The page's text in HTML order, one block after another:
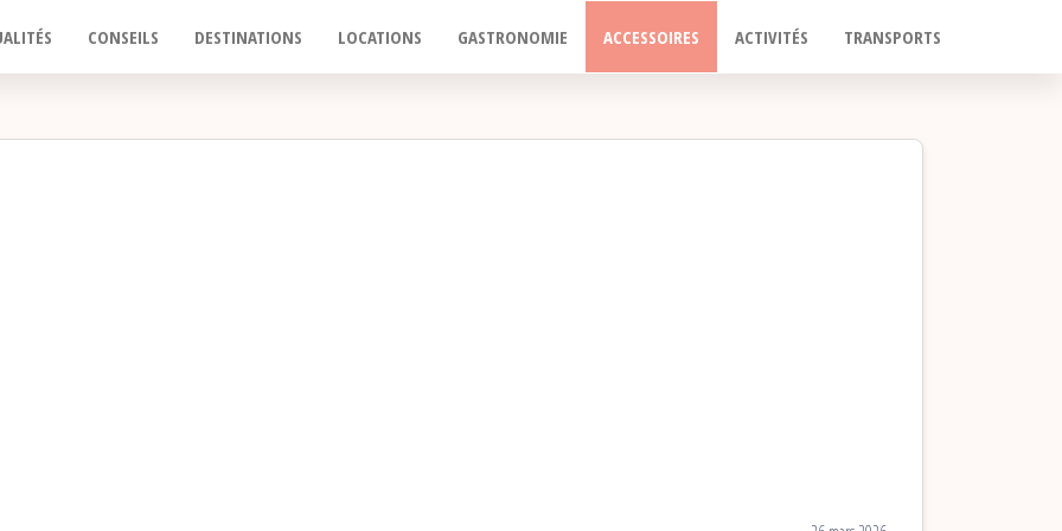
CONSEILS DESTINATIONS LOCATIONS GASTRONOMIE ACCESSOIRES ACTIVITÉS TRANSPORTS